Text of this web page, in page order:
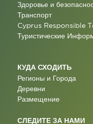
Здоровье и
Транспорт
Cyprus Responsible
Туристические
КУДА СХОДИТЬ
Регионы и Города
Деревни
Размещение
СЛЕДИТЕ ЗА НАМИ